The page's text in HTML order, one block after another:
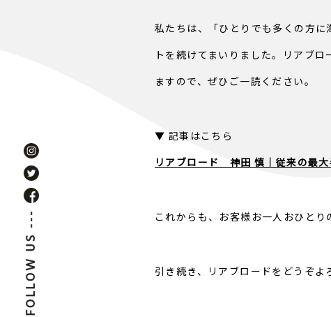
私たちは、「ひとりでも多くの方
トを続けてまいりました。リアブ
ますので、ぜひご一読ください。
▼ 記事はこちら
リアブロード 神田 慎｜従来の最
これからも、お客様お一人おひと
引き続き、リアブロードをどうぞよ
FOLLOW US ---